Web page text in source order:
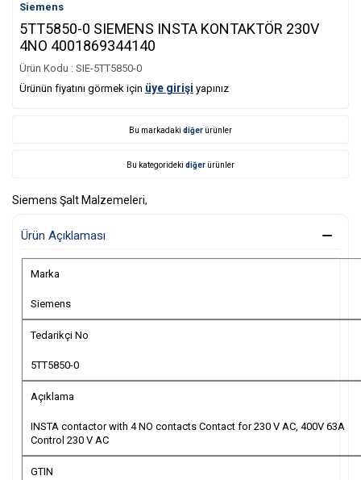
Siemens
5TT5850-0 SIEMENS INSTA KONTAKTÖR 230V
4NO 4001869344140
Ürün Kodu : SIE-5TT5850-0
Ürünün fiyatını görmek için üye girişi yapınız
Bu markadaki diğer ürünler
Bu kategorideki diğer ürünler
Siemens Şalt Malzemeleri
Ürün Açıklaması
Marka
Siemens
Tedarikçi No
5TT5850-0
Açıklama
INSTA contactor with 4 NO contacts Contact for 230 V AC, 400V 63A
Control 230 V AC
GTIN